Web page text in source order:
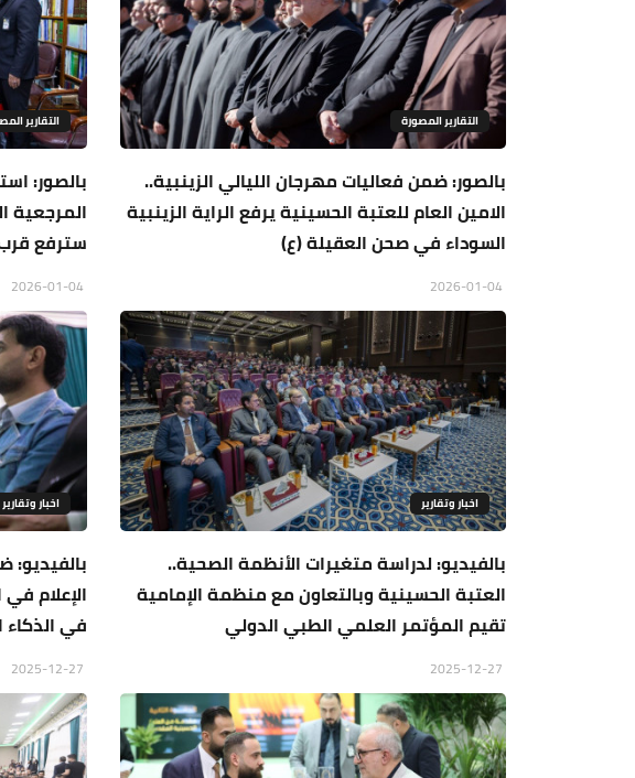
التقارير المصورة
بالصور: ضمن فعاليات مهرجان الليالي الزينبية..
الامين العام للعتبة الحسينية يرفع الراية الزينبية
السوداء في صحن العقيلة (ع)
التقارير
بالصور:
المرجعية
سترفع
اخبار وتقارير
بالفيديو: لدراسة متغيرات الأنظمة الصحية..
العتبة الحسينية وبالتعاون مع منظمة الإمامية
تقيم المؤتمر العلمي الطبي الدولي
اخبار وتقارير
الإعلام
في الذكاء